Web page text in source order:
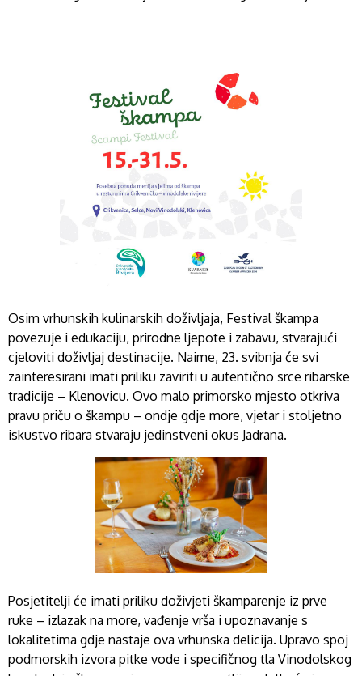
Osim vrhunskih kulinarskih doživljaja, Festival škampa
povezuje i edukaciju, prirodne ljepote i zabavu, stvarajući
cjeloviti doživljaj destinacije. Naime, 23. svibnja će svi
zainteresirani imati priliku zaviriti u autentično srce ribarske
tradicije – Klenovicu. Ovo malo primorsko mjesto otkriva
pravu priču o škampu – ondje gdje more, vjetar i stoljetno
iskustvo ribara stvaraju jedinstveni okus Jadrana.
Posjetitelji će imati priliku doživjeti škamparenje iz prve
ruke – izlazak na more, vađenje vrša i upoznavanje s
lokalitetima gdje nastaje ova vrhunska delicija. Upravo spoj
podmorskih izvora pitke vode i specifičnog tla Vinodolskog